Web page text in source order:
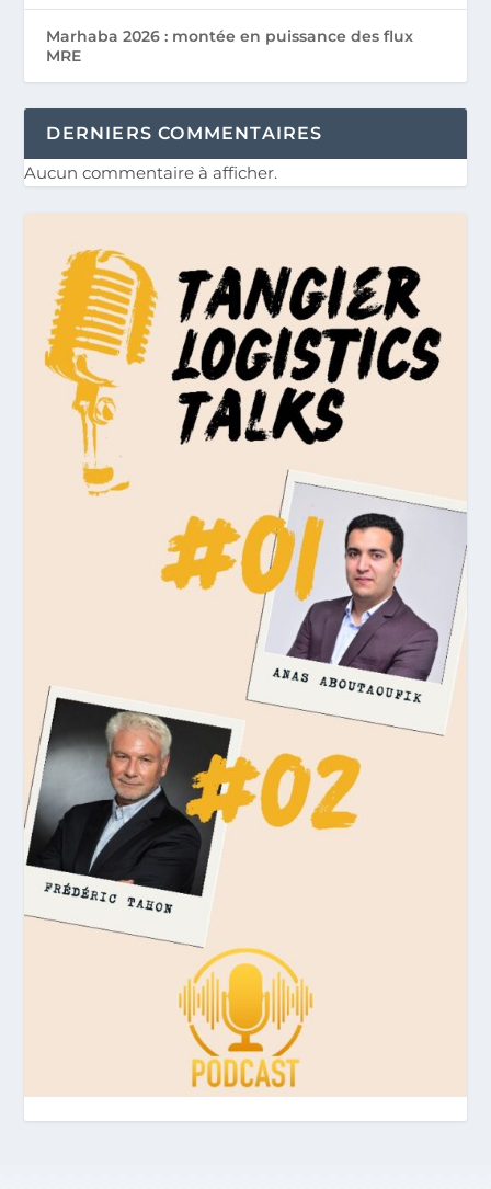
Marhaba 2026 : montée en puissance des flux
MRE
DERNIERS COMMENTAIRES
Aucun commentaire à afficher.